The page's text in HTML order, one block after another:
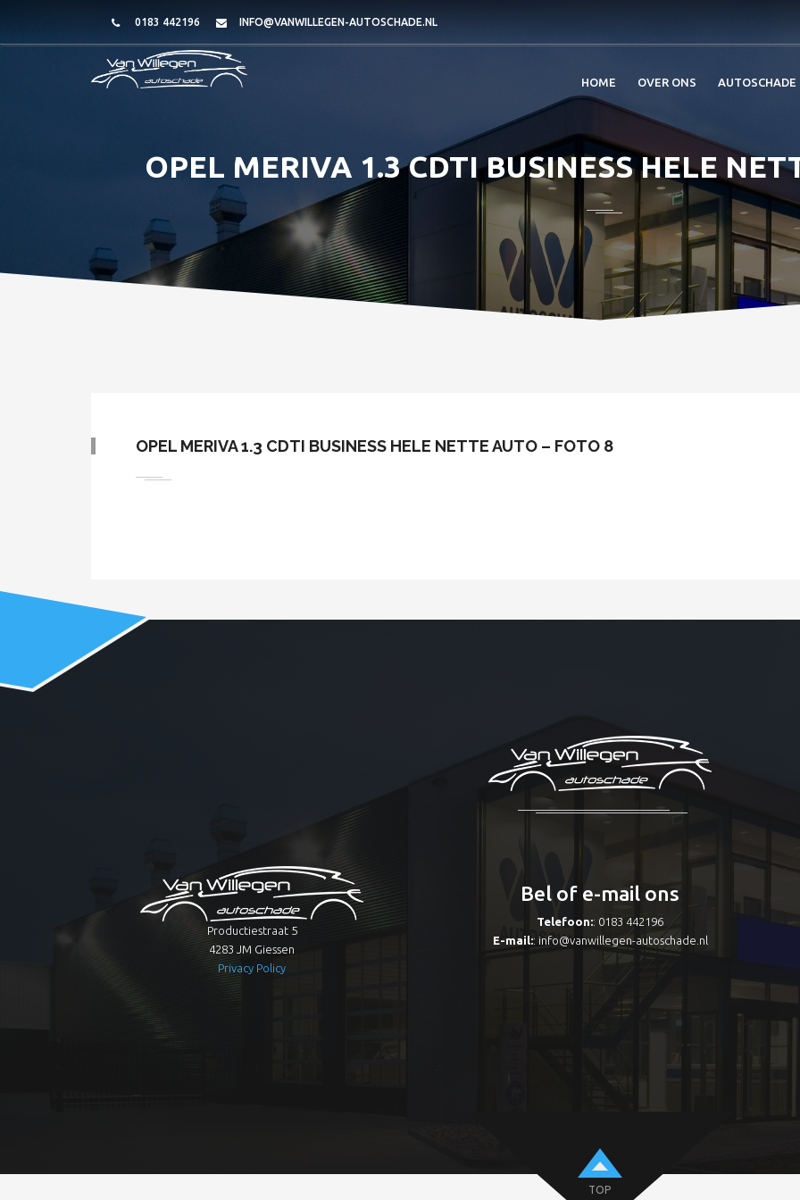
0183 442196 INFO@VANWILLEGEN-AUTOSCHADE.NL
HOME OVER ONS AUTOSCHADE
OPEL MERIVA 1.3 CDTI BUSINESS HELE
OPEL MERIVA 1.3 CDTI BUSINESS HELE NETTE AUTO – FOTO 8
Productiestraat 5
4283 JM Giessen
Privacy Policy
Bel of e-mail ons
Telefoon:: 0183 442196
E-mail:: info@vanwillegen-autoschade.nl
TOP